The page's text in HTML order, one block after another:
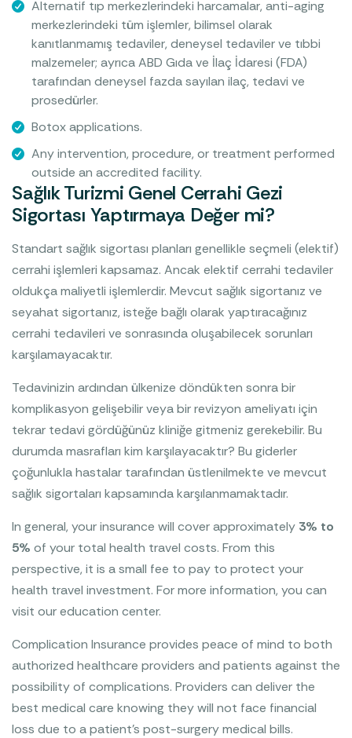
Alternatif tıp merkezlerindeki harcamalar, anti-aging
merkezlerindeki tüm işlemler, bilimsel olarak
kanıtlanmamış tedaviler, deneysel tedaviler ve tıbbi
malzemeler; ayrıca ABD Gıda ve İlaç İdaresi (FDA)
tarafından deneysel fazda sayılan ilaç, tedavi ve
prosedürler.
Botox applications.
Any intervention, procedure, or treatment performed
outside an accredited facility.
Sağlık Turizmi Genel Cerrahi Gezi
Sigortası Yaptırmaya Değer mi?
Standart sağlık sigortası planları genellikle seçmeli (elektif)
cerrahi işlemleri kapsamaz. Ancak elektif cerrahi tedaviler
oldukça maliyetli işlemlerdir. Mevcut sağlık sigortanız ve
seyahat sigortanız, isteğe bağlı olarak yaptıracağınız
cerrahi tedavileri ve sonrasında oluşabilecek sorunları
karşılamayacaktır.
Tedavinizin ardından ülkenize döndükten sonra bir
komplikasyon gelişebilir veya bir revizyon ameliyatı için
tekrar tedavi gördüğünüz kliniğe gitmeniz gerekebilir. Bu
durumda masrafları kim karşılayacaktır? Bu giderler
çoğunlukla hastalar tarafından üstlenilmekte ve mevcut
sağlık sigortaları kapsamında karşılanmamaktadır.
In general, your insurance will cover approximately 3% to
5% of your total health travel costs. From this
perspective, it is a small fee to pay to protect your
health travel investment. For more information, you can
visit our education center.
Complication Insurance provides peace of mind to both
authorized healthcare providers and patients against the
possibility of complications. Providers can deliver the
best medical care knowing they will not face financial
loss due to a patient’s post-surgery medical bills.